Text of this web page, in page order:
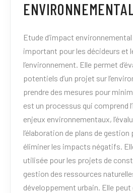
Etude d’impact
important pour les décideurs et
l’environnement. Elle permet
potentiels d’un projet sur
prendre des mesures pour
est un processus qui comprend
enjeux environnementaux,
l’élaboration de plans de gestion
éliminer les impacts négatifs.
utilisée pour les projets de
gestion des ressources
développement urbain. Elle